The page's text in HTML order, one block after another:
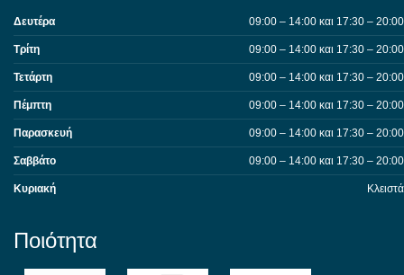
Δευτέρα 09:00 – 14:00 και 17:30 – 20:00
Τρίτη 09:00 – 14:00 και 17:30 – 20:00
Τετάρτη 09:00 – 14:00 και 17:30 – 20:00
Πέμπτη 09:00 – 14:00 και 17:30 – 20:00
Παρασκευή 09:00 – 14:00 και 17:30 – 20:00
Σαββάτο 09:00 – 14:00 και 17:30 – 20:00
Κυριακή Κλειστά
Ποιότητα